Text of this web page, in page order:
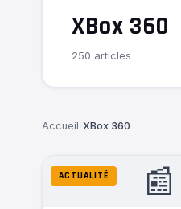
XBox 360
250 articles
Accueil XBox 360
📰
ACTUALITÉ